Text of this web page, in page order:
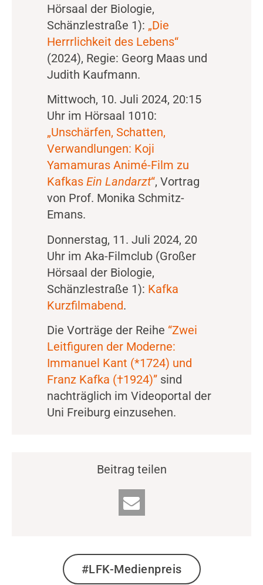
Hörsaal der Biologie,
Schänzlestraße 1): „Die
Herrrlichkeit des Lebens“
(2024), Regie: Georg Maas und
Judith Kaufmann.
Mittwoch, 10. Juli 2024, 20:15
Uhr im Hörsaal 1010:
„Unschärfen, Schatten,
Verwandlungen: Koji
Yamamuras Animé-Film zu
Kafkas Ein Landarzt“, Vortrag
von Prof. Monika Schmitz-
Emans.
Donnerstag, 11. Juli 2024, 20
Uhr im Aka-Filmclub (Großer
Hörsaal der Biologie,
Schänzlestraße 1): Kafka
Kurzfilmabend.
Die Vorträge der Reihe “Zwei
Leitfiguren der Moderne:
Immanuel Kant (*1724) und
Franz Kafka (†1924)” sind
nachträglich im Videoportal der
Uni Freiburg einzusehen.
Beitrag teilen
#LFK-Medienpreis